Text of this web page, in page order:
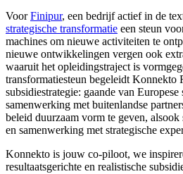
VoorFinipur, een bedrijf actief in de
strategische transformatie een steun
machines om nieuwe activiteiten te
nieuwe ontwikkelingen vergen ook
waaruit het opleidingstraject is
transformatiesteun begeleidt
subsidiestrategie: gaande van
samenwerking met buitenlandse
beleid duurzaam vorm te geven,
en samenwerking met strategische
Konnekto is jouw co-piloot, we
resultaatsgerichte en realistische